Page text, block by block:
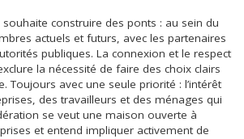
souhaite construire des ponts : au sein du
actuels et futurs, avec les partenaires
publiques. La connexion et le respect
la nécessité de faire des choix clairs
Toujours avec une seule priorité : l’intérêt
des travailleurs et des ménages qui
se veut une maison ouverte à
et entend impliquer activement de